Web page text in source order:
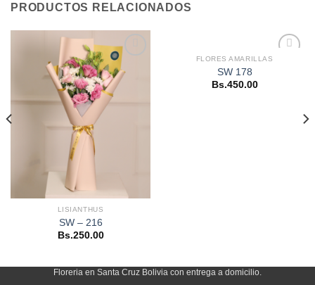
PRODUCTOS RELACIONADOS
Añadir
a la
lista de
LISIANTHUS
SW – 216
Bs.250.00
FLORES AMARILLAS
SW 178
Bs.450.00
Floreria en Santa Cruz Bolivia con entrega a domicilio.